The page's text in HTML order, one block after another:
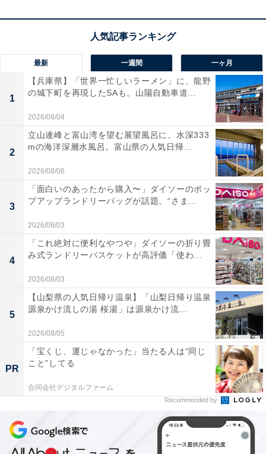
楽天トラベルでホテルを見る
「ryokan天龍」の口コミは？
「ryokan天龍」には、以下のような口コミが寄せられて
います。
スタッフの温かい接客や人柄が非常に素晴らしい
最新 一週間 一ヶ月
1
【兵庫県】「世界一忙しいラーメン」に、龍野
の城下町を再現したSAも。山陽自動車道...
2026/08/04
2
立山連峰と富山湾を望む展望風呂に、水深333
mの海洋深層水風呂。富山県の人気日帰...
2026/08/06
3
「面白いのあったから購入〜」ダイソーのポッ
プアップランドリーバッグが話題。“さま...
2026/08/03
4
「これ絶対に便利なやつや」ダイソーの折り畳
み式ランドリーバスケットが高評価「使わ...
2026/08/03
5
【山梨県の人気日帰り温泉】「山梨日帰り温泉
源泉かけ流しの湯 桜湯」は源泉かけ流...
2026/08/05
PR
「宝くじ、運じゃなかった」当たる人は“同じ
こと”してる
合同会社デジタルファーム
Recommended by